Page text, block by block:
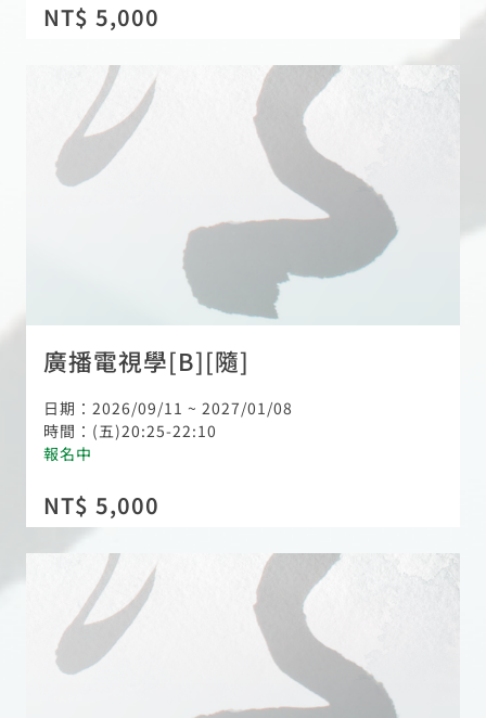
NT$ 5,000
廣播電視學[B][隨]
日期：2026/09/11 ~ 2027/01/08
時間：(五)20:25-22:10
報名中
NT$ 5,000